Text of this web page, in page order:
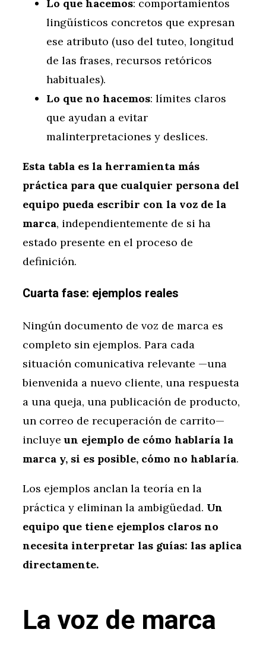
Lo que hacemos: comportamientos
lingüísticos concretos que expresan
ese atributo (uso del tuteo, longitud
de las frases, recursos retóricos
habituales).
Lo que no hacemos: límites claros
que ayudan a evitar
malinterpretaciones y deslices.
Esta tabla es la herramienta más
práctica para que cualquier persona del
equipo pueda escribir con la voz de la
marca, independientemente de si ha
estado presente en el proceso de
definición.
Cuarta fase: ejemplos reales
Ningún documento de voz de marca es
completo sin ejemplos. Para cada
situación comunicativa relevante —una
bienvenida a nuevo cliente, una respuesta
a una queja, una publicación de producto,
un correo de recuperación de carrito—
incluyeun ejemplo de cómo hablaría la
marca y, si es posible, cómo no hablaría.
Los ejemplos anclan la teoría en la
práctica y eliminan la ambigüedad. Un
equipo que tiene ejemplos claros no
necesita interpretar las guías: las aplica
directamente.
La voz de marca